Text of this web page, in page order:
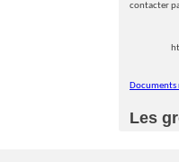
contacter
Documents
Les